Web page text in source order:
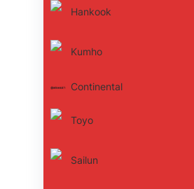
Hankook
Kumho
Continental
Toyo
Sailun